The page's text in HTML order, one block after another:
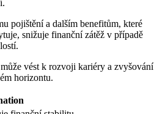
pojištění a dalším benefitům, které
snižuje finanční zátěž v případě
vést k rozvoji kariéry a zvyšování
horizontu.